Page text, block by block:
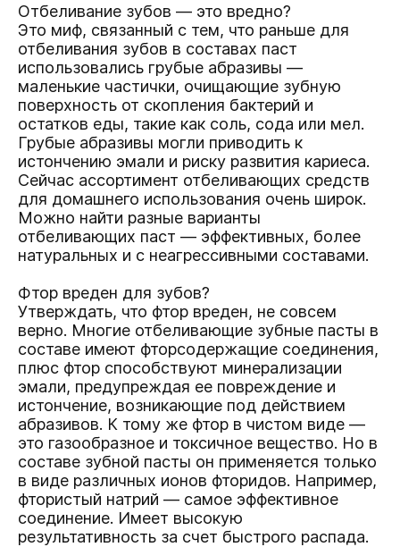
Отбеливание зубов — это вредно?
Это миф, связанный с тем, что раньше для
отбеливания зубов в составах паст
использовались грубые абразивы —
маленькие частички, очищающие зубную
поверхность от скопления бактерий и
остатков еды, такие как соль, сода или мел.
Грубые абразивы могли приводить к
истончению эмали и риску развития кариеса.
Сейчас ассортимент отбеливающих средств
для домашнего использования очень широк.
Можно найти разные варианты
отбеливающих паст — эффективных, более
натуральных и c неагрессивными составами.
Фтор вреден для зубов?
Утверждать, что фтор вреден, не совсем
верно. Многие отбеливающие зубные пасты в
составе имеют фторсодержащие соединения,
плюс фтор способствуют минерализации
эмали, предупреждая ее повреждение и
истончение, возникающие под действием
абразивов. К тому же фтор в чистом виде —
это газообразное и токсичное вещество. Но в
составе зубной пасты он применяется только
в виде различных ионов фторидов. Например,
фтористый натрий — самое эффективное
соединение. Имеет высокую
результативность за счет быстрого распада.